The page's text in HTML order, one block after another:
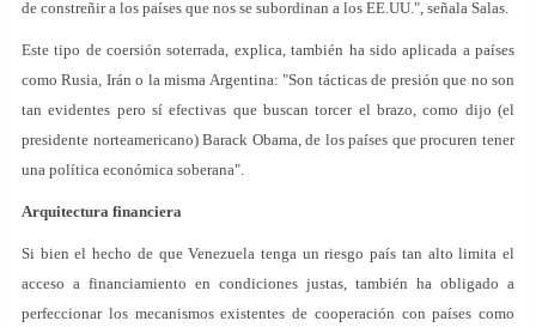
de constreñir a los países que nos se subordinan a los EE.UU.", señala Salas.
Este tipo de coersión soterrada, explica, también ha sido aplicada a países
como Rusia, Irán o la misma Argentina: "Son tácticas de presión que no son
tan evidentes pero sí efectivas que buscan torcer el brazo, como dijo (el
presidente norteamericano) Barack Obama, de los países que procuren tener
una política económica soberana".
Arquitectura financiera
Si bien el hecho de que Venezuela tenga un riesgo país tan alto limita el
acceso a financiamiento en condiciones justas, también ha obligado a
perfeccionar los mecanismos existentes de cooperación con países como